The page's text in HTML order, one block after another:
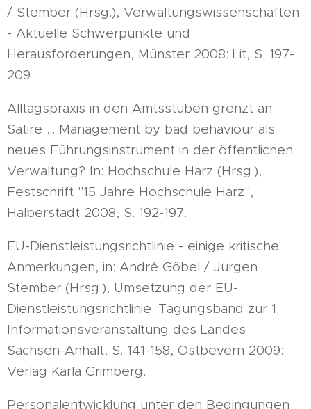
/ Stember (Hrsg.), Verwaltungswissenschaften
- Aktuelle Schwerpunkte und
Herausforderungen, Münster 2008: Lit, S. 197-
209
Alltagspraxis in den Amtsstuben grenzt an
Satire ... Management by bad behaviour als
neues Führungsinstrument in der öffentlichen
Verwaltung? In: Hochschule Harz (Hrsg.),
Festschrift "15 Jahre Hochschule Harz",
Halberstadt 2008, S. 192-197.
EU-Dienstleistungsrichtlinie - einige kritische
Anmerkungen, in: André Göbel / Jürgen
Stember (Hrsg.), Umsetzung der EU-
Dienstleistungsrichtlinie. Tagungsband zur 1.
Informationsveranstaltung des Landes
Sachsen-Anhalt, S. 141-158, Ostbevern 2009:
Verlag Karla Grimberg.
Personalentwicklung unter den Bedingungen